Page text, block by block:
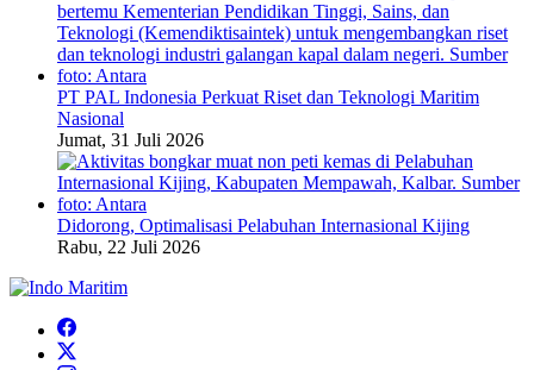
PT PAL Indonesia Perkuat Riset dan Teknologi Maritim
Nasional
Jumat, 31 Juli 2026
Didorong, Optimalisasi Pelabuhan Internasional Kijing
Rabu, 22 Juli 2026